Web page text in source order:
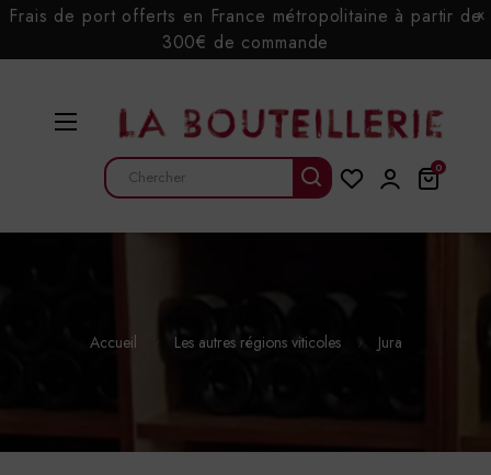
Frais de port offerts en France métropolitaine à partir de
300€ de commande
x
Basculer
navigation
☰
0
Accueil Les autres régions viticoles Jura